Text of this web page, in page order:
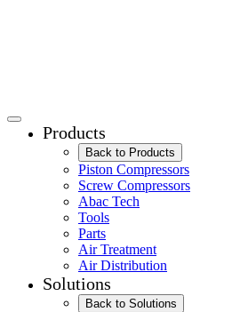
Products
Back to Products
Piston Compressors
Screw Compressors
Abac Tech
Tools
Parts
Air Treatment
Air Distribution
Solutions
Back to Solutions